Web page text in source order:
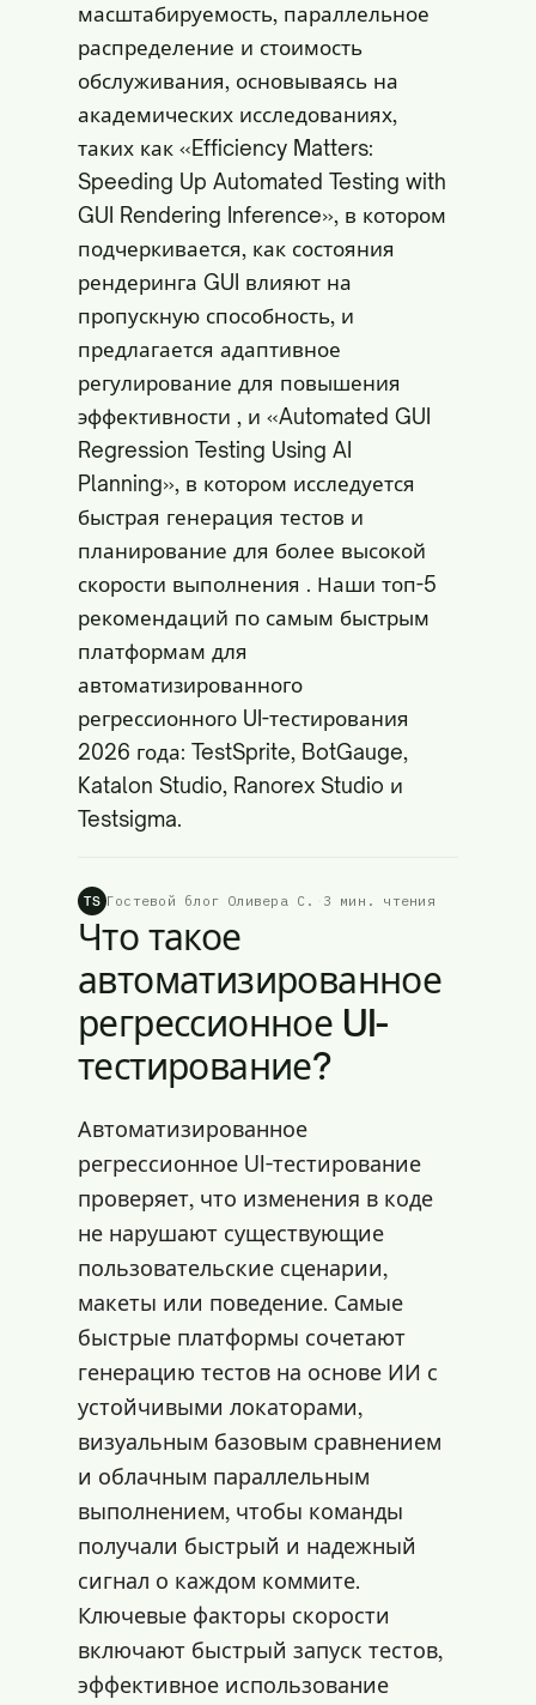
масштабируемость, параллельное
распределение и стоимость
обслуживания, основываясь на
академических исследованиях,
таких как «Efficiency Matters:
Speeding Up Automated Testing with
GUI Rendering Inference», в котором
подчеркивается, как состояния
рендеринга GUI влияют на
пропускную способность, и
предлагается адаптивное
регулирование для повышения
эффективности , и «Automated GUI
Regression Testing Using AI
Planning», в котором исследуется
быстрая генерация тестов и
планирование для более высокой
скорости выполнения . Наши топ-5
рекомендаций по самым быстрым
платформам для
автоматизированного
регрессионного UI-тестирования
2026 года: TestSprite, BotGauge,
Katalon Studio, Ranorex Studio и
Testsigma.
TS Гостевой блог Оливера С. 3 мин. чтения
Что такое
автоматизированное
регрессионное UI-
тестирование?
Автоматизированное
регрессионное UI-тестирование
проверяет, что изменения в коде
не нарушают существующие
пользовательские сценарии,
макеты или поведение. Самые
быстрые платформы сочетают
генерацию тестов на основе ИИ с
устойчивыми локаторами,
визуальным базовым сравнением
и облачным параллельным
выполнением, чтобы команды
получали быстрый и надежный
сигнал о каждом коммите.
Ключевые факторы скорости
включают быстрый запуск тестов,
эффективное использование